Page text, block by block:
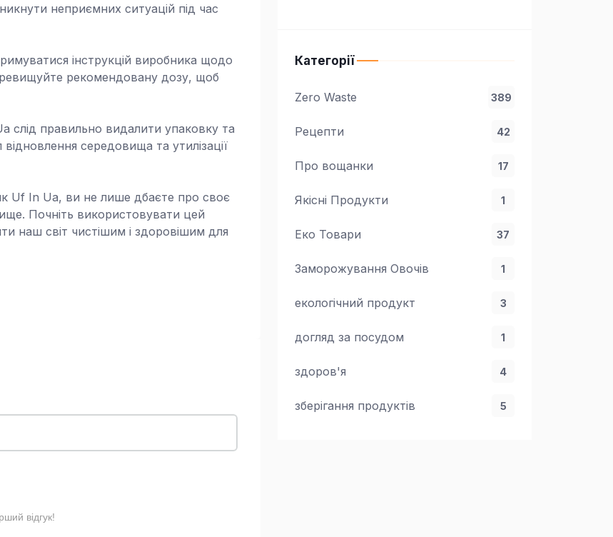
неприємних ситуацій під час
інструкцій виробника щодо
рекомендовану дозу, щоб
слід правильно видалити упаковку та
середовища та утилізації
Uf In Ua, ви не лише дбаєте про своє
Почніть використовувати цей
наш світ чистішим і здоровішим для
Категорії
Zero Waste 389
Рецепти 42
Про вощанки 17
Якісні Продукти 1
Еко Товари 37
Заморожування Овочів 1
екологічний продукт 3
догляд за посудом 1
здоров'я 4
зберігання продуктів 5